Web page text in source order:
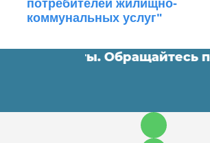
потребителей жилищно-
коммунальных услуг"
работы.